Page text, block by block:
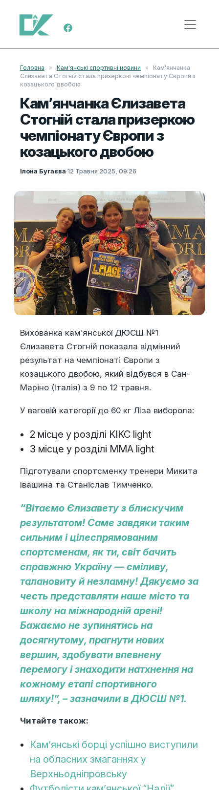
Skip to content
Main Navigation
Головна » Кам'янські спортивні новини »
Кам’янчанка
Єлизавета Стогній стала призеркою чемпіонату Європи з
козацького двобою
Кам’янчанка Єлизавета
Стогній стала призеркою
чемпіонату Європи з
козацького двобою
Ілона Бугаєва·12 Травня 2025, 09:26
Вихованка кам’янської ДЮСШ №1
Єлизавета Стогній показала відмінний
результат на чемпіонаті Європи з
козацького двобою, який відбувся в Сан-
Маріно (Італія) з 9 по 12 травня.
У ваговій категорії до 60 кг Ліза виборола:
2 місце у розділі KIKC light
3 місце у розділі ММА light
Підготували спортсменку тренери Микита
Івашина та Станіслав Тимченко.
“Вітаємо Єлизавету з блискучим
результатом! Саме завдяки таким
сильним і цілеспрямованим
спортсменам, як ти, світ бачить
справжню Україну — сміливу,
талановиту й незламну! Дякуємо за
честь представляти наше місто та
школу на міжнародній арені!
Бажаємо не зупинятись на
досягнутому, прагнути нових
вершин, здобувати впевнену
перемогу і знаходити натхнення на
кожному етапі спортивного
шляху!”, – зазначили в ДЮСШ №1.
Читайте також:
Кам’янські борці успішно виступили
на обласних змаганнях у
Верхньодніпровську